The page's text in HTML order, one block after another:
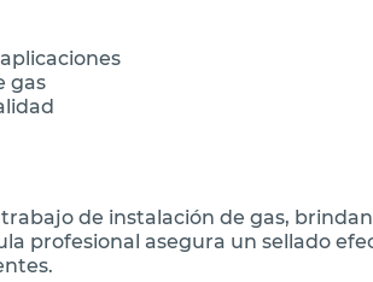
gas
de instalación de gas,
profesional asegura un sellado